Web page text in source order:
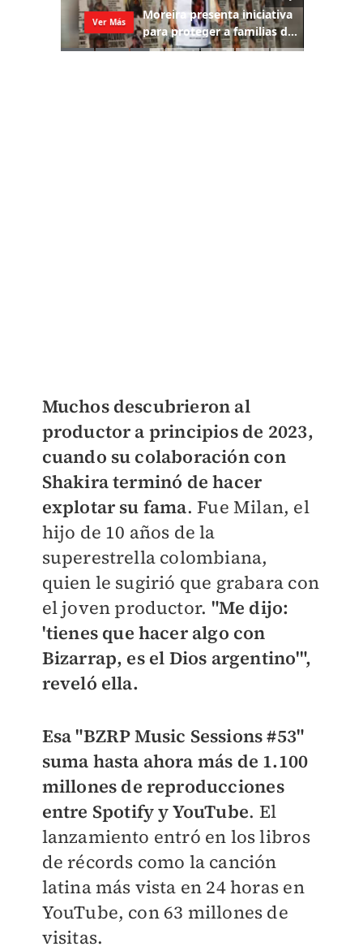
Muchos descubrieron al
productor a principios de 2023,
cuando su colaboración con
Shakira terminó de hacer
explotar su fama. Fue Milan, el
hijo de 10 años de la
superestrella colombiana,
quien le sugirió que grabara con
el joven productor. "Me dijo:
'tienes que hacer algo con
Bizarrap, es el Dios argentino'",
reveló ella.
Esa "BZRP Music Sessions #53"
suma hasta ahora más de 1.100
millones de reproducciones
entre Spotify y YouTube. El
lanzamiento entró en los libros
de récords como la canción
latina más vista en 24 horas en
YouTube, con 63 millones de
visitas.